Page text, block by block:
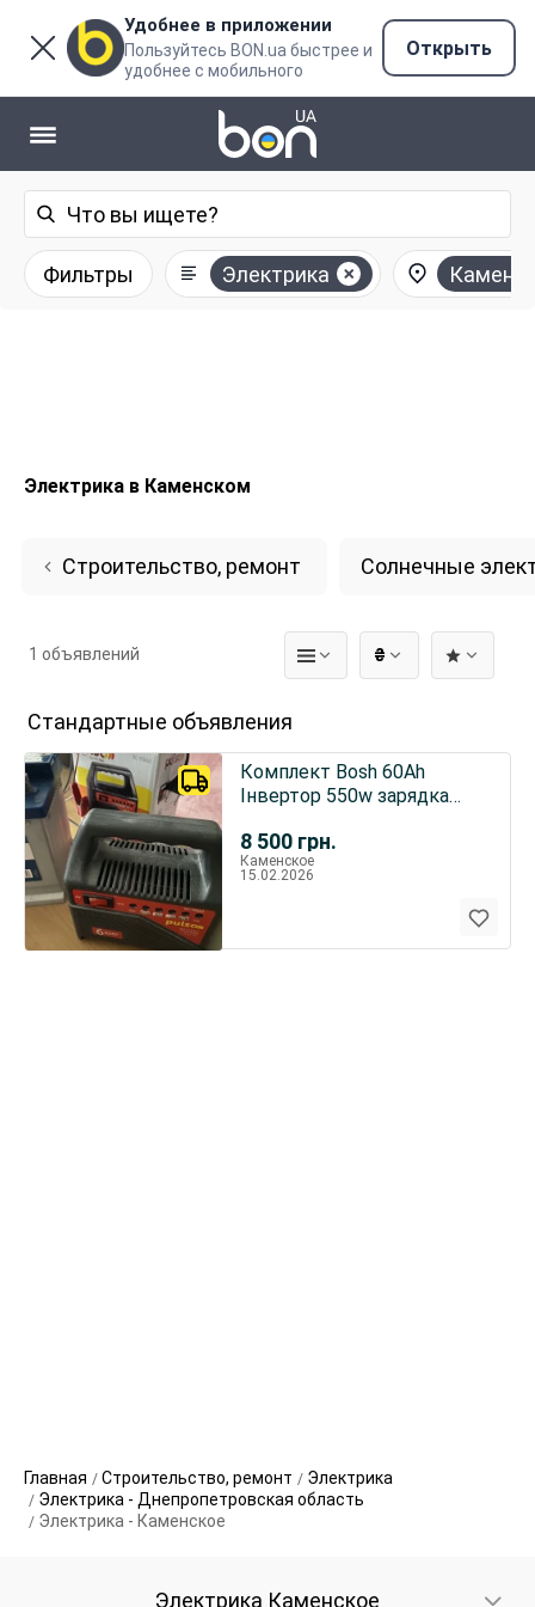
Удобнее в приложении
Пользуйтесь BON.ua быстрее и
удобнее с мобильного
Открыть
Фильтры Электрика
Электрика в Каменском
Строительство, ремонт Солнечные
₴
1 объявлений
Стандартные объявления
8 500 грн.
Комплект Bosh 60Ah
Інвертор 550w зарядка
Каменское
15.02.2026
Главная Строительство, ремонт
Электрика
Электрика - Днепропетровская область
Электрика - Каменское
Электрика Каменское